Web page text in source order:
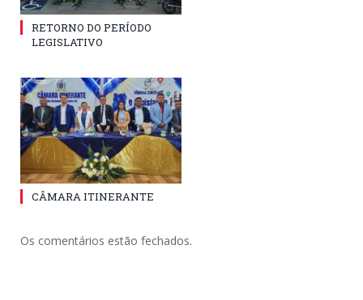
RETORNO DO PERÍODO
LEGISLATIVO
CÂMARA ITINERANTE
Os comentários estão fechados.